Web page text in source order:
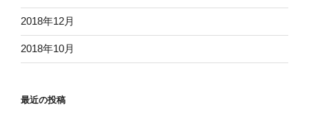
2018年12月
2018年10月
最近の投稿